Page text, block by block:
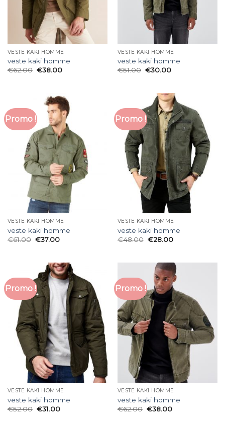
VESTE KAKI HOMME
veste kaki homme
€62.00 €38.00
VESTE KAKI HOMME
veste kaki homme
€51.00 €30.00
Promo !
VESTE KAKI HOMME
veste kaki homme
€61.00 €37.00
Promo !
VESTE KAKI HOMME
veste kaki homme
€48.00 €28.00
Promo !
VESTE KAKI HOMME
veste kaki homme
€52.00 €31.00
Promo !
VESTE KAKI HOMME
veste kaki homme
€62.00 €38.00